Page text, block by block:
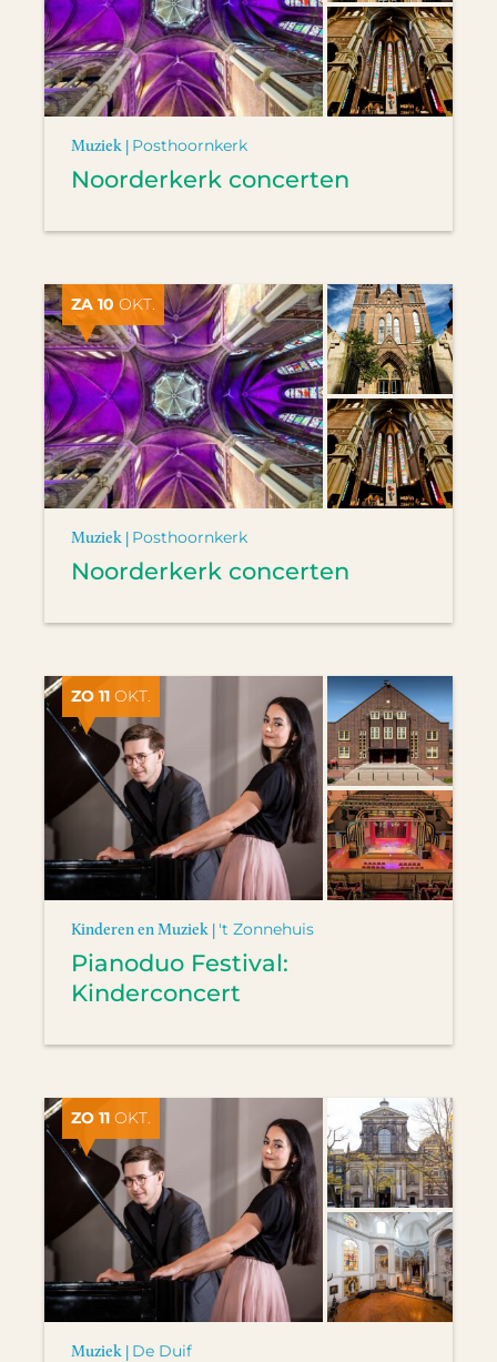
Muziek | Posthoornkerk
Noorderkerk concerten
ZA 10 OKT.
Muziek | Posthoornkerk
Noorderkerk concerten
ZO 11 OKT.
Kinderen en Muziek | 't Zonnehuis
Pianoduo Festival:
Kinderconcert
ZO 11 OKT.
Muziek | De Duif